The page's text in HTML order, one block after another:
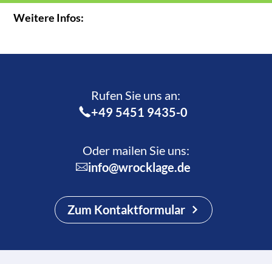
Weitere Infos:
Rufen Sie uns an:­
+49 5451 9435-0
Oder mailen Sie uns:
info@wrocklage.de
Zum Kontaktformular